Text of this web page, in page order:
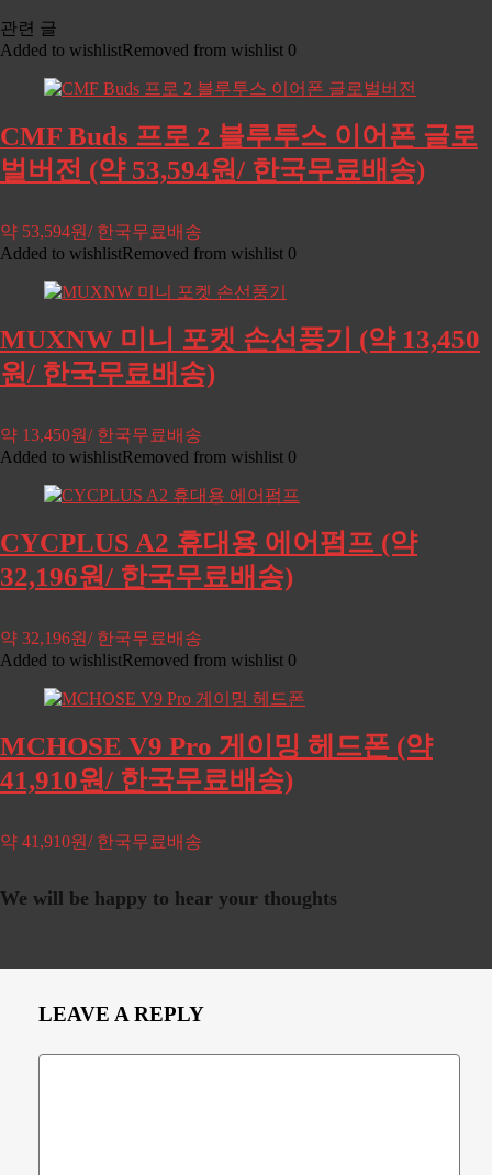
관련 글
Added to wishlistRemoved from wishlist 0
CMF Buds 프로 2 블루투스 이어폰 글로
벌버전 (약 53,594원/ 한국무료배송)
약 53,594원/ 한국무료배송
Added to wishlistRemoved from wishlist 0
MUXNW 미니 포켓 손선풍기 (약 13,450
원/ 한국무료배송)
약 13,450원/ 한국무료배송
Added to wishlistRemoved from wishlist 0
CYCPLUS A2 휴대용 에어펌프 (약
32,196원/ 한국무료배송)
약 32,196원/ 한국무료배송
Added to wishlistRemoved from wishlist 0
MCHOSE V9 Pro 게이밍 헤드폰 (약
41,910원/ 한국무료배송)
약 41,910원/ 한국무료배송
We will be happy to hear your thoughts
LEAVE A REPLY